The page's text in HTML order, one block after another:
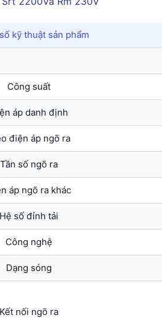
kỹ thuật sản phẩm
Công suất
áp danh định
điện áp ngõ ra
Tần số ngõ ra
áp ngõ ra khác
Hệ số đỉnh tải
Công nghệ
Dạng sóng
Kết nối ngõ ra